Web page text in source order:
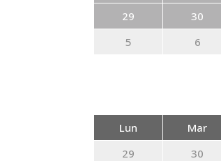
29
30
5
6
Lun Mar
29
30